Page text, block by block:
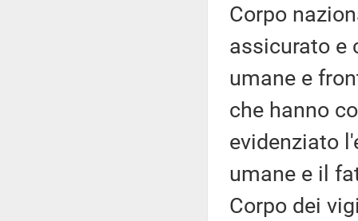
Corpo
assicurato e
umane e
che hanno
evidenziato
umane e il
Corpo dei